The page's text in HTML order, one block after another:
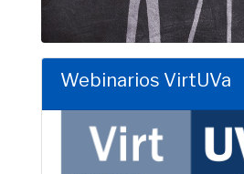
Webinarios VirtUVa
Clic para saber más